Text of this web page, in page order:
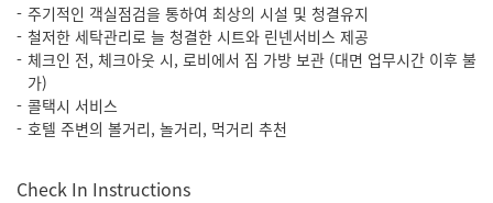
주기적인 객실점검을 통하여 최상의 시설 및 청결유지
철저한 세탁관리로 늘 청결한 시트와 린넨서비스 제공
체크인 전, 체크아웃 시, 로비에서 짐 가방 보관 (대면 업무시간 이후 불
가)
콜택시 서비스
호텔 주변의 볼거리, 놀거리, 먹거리 추천
Check In Instructions